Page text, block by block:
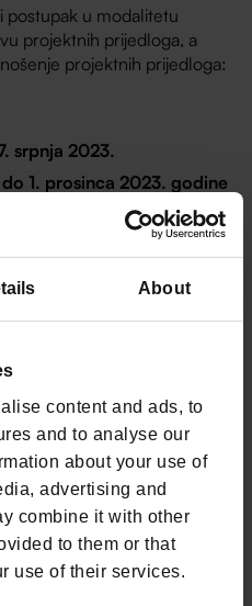
About
content and ads, to
and to analyse our
about your use of
advertising and
combine it with other
to them or that
use of their services.
postupak u modalitetu
projektnih prijedloga, a
projektnih prijedloga:
srpnja 2023.
1. prosinca 2023. godine
travnja 2024. godine